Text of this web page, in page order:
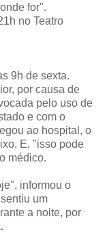
for".
no Teatro
9h de sexta.
por causa de
pelo uso de
e com o
ao hospital, o
E, "isso pode
médico.
informou o
um
a noite, por